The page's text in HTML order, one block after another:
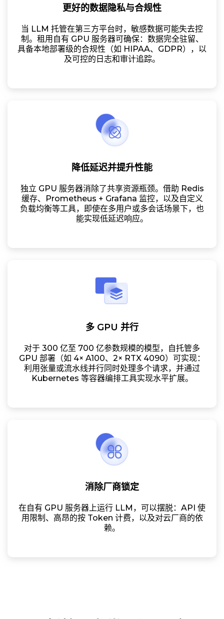
更好的数据隐私与合规性
当 LLM 托管在第三方平台时，敏感数据可能失去控
制。租用自有 GPU 服务器可确保：数据完全驻留、
具备本地部署级的合规性（如 HIPAA、GDPR），以
及可控的日志和审计追踪。
降低延迟并提升性能
独立 GPU 服务器消除了共享资源瓶颈。借助 Redis
缓存、Prometheus + Grafana 监控，以及自定义
负载均衡等工具，即使在多用户或多会话场景下，也
能实现低延迟响应。
多 GPU 并行
对于 300 亿至 700 亿参数规模的模型，自托管多
GPU 部署（如 4× A100、2× RTX 4090）可实现：
利用张量或流水线并行同时处理多个请求，并通过
Kubernetes 等容器编排工具实现水平扩展。
消除厂商锁定
在自有 GPU 服务器上运行 LLM，可以摆脱：API 使
用限制、高昂的按 Token 计费，以及对云厂商的依
赖。